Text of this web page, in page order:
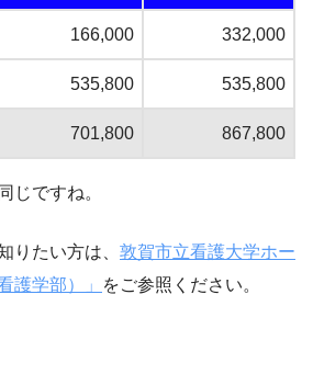
166,000 332,000
535,800 535,800
701,800 867,800
じですね。
りたい方は、 敦賀市立看護大学ホー
護学部）」
をご参照ください。